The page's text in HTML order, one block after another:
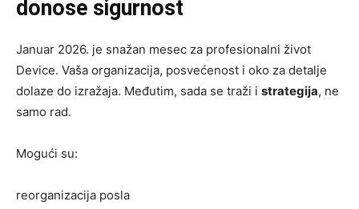
donose sigurnost
Januar 2026. je snažan mesec za profesionalni život
Device. Vaša organizacija, posvećenost i oko za detalje
dolaze do izražaja. Međutim, sada se traži i strategija, ne
samo rad.
Mogući su:
reorganizacija posla